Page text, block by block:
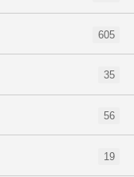
605
35
56
19